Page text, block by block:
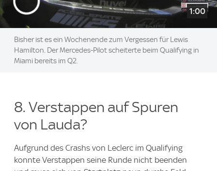
1:00
Bisher ist es ein Wochenende zum Vergessen für Lewis
Hamilton. Der Mercedes-Pilot scheiterte beim Qualifying in
Miami bereits im Q2.
8. Verstappen auf Spuren
von Lauda?
Aufgrund des Crashs von Leclerc im Qualifying
konnte Verstappen seine Runde nicht beenden